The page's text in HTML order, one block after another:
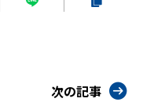
次の記事